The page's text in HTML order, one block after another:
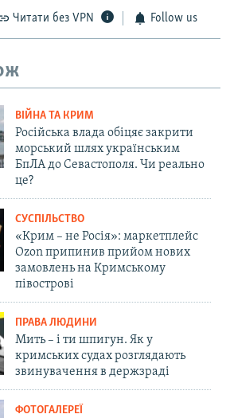
Читати без VPN Follow us
ВІЙНА ТА КРИМ
Російська влада обіцяє закрити
морський шлях українським
БпЛА до Севастополя. Чи реально
це?
СУСПІЛЬСТВО
«Крим – не Росія»: маркетплейс
Ozon припинив прийом нових
замовлень на Кримському
півострові
ПРАВА ЛЮДИНИ
Мить – і ти шпигун. Як у
кримських судах розглядають
звинувачення в держзраді
ФОТОГАЛЕРЕЇ